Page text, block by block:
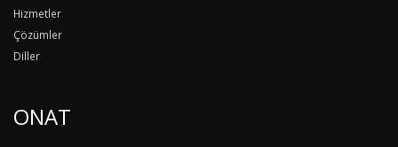
Hizmetler
Çözümler
Diller
ONAT